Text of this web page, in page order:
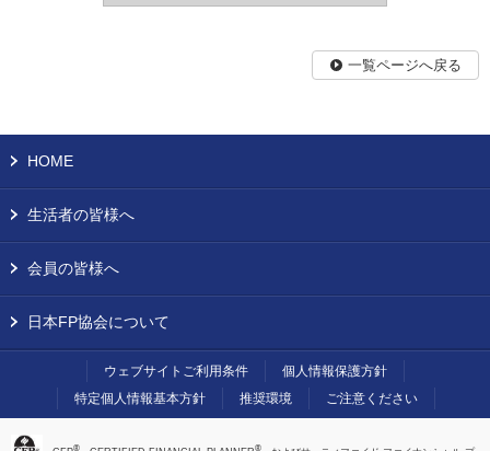
一覧ページへ戻る
HOME
生活者の皆様へ
会員の皆様へ
日本FP協会について
ウェブサイトご利用条件
個人情報保護方針
特定個人情報基本方針
推奨環境 ご注意ください
® ®